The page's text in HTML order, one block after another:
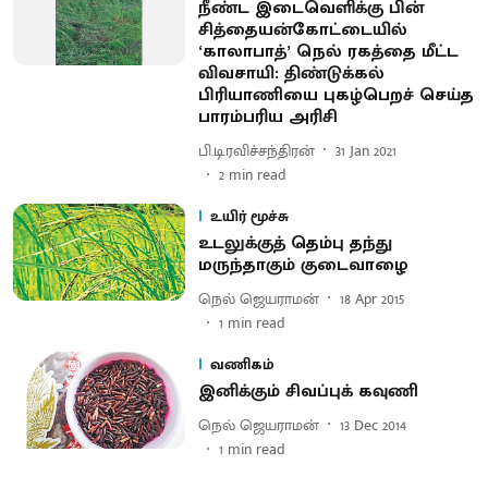
நீண்ட இடைவெளிக்கு பின்
சித்தையன்கோட்டையில்
‘காலாபாத்’ நெல் ரகத்தை மீட்ட
விவசாயி: திண்டுக்கல்
பிரியாணியை புகழ்பெறச் செய்த
பாரம்பரிய அரிசி
பி.டி.ரவிச்சந்திரன்
31 Jan 2021
2 min read
உயிர் மூச்சு
உடலுக்குத் தெம்பு தந்து
மருந்தாகும் குடைவாழை
நெல் ஜெயராமன்
18 Apr 2015
1 min read
வணிகம்
இனிக்கும் சிவப்புக் கவுணி
நெல் ஜெயராமன்
13 Dec 2014
1 min read